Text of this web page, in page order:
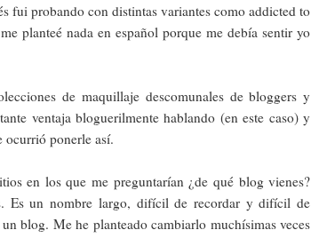
fui probando con distintas variantes como addicted to
planteé nada en español porque me debía sentir yo
de maquillaje descomunales de bloggers y
ventaja bloguerilmente hablando (en este caso) y
ocurrió ponerle así.
en los que me preguntarían ¿de qué blog vienes?
Es un nombre largo, difícil de recordar y difícil de
blog. Me he planteado cambiarlo muchísimas veces